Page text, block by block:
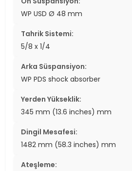
WP USD Ø 48 mm
Tahrik Sistemi:
5/8 x 1/4
Arka Süspansiyon:
WP PDS shock absorber
Yerden Yükseklik:
345 mm (13.6 inches) mm
Dingil Mesafesi:
1482 mm (58.3 inches) mm
Ateşleme: